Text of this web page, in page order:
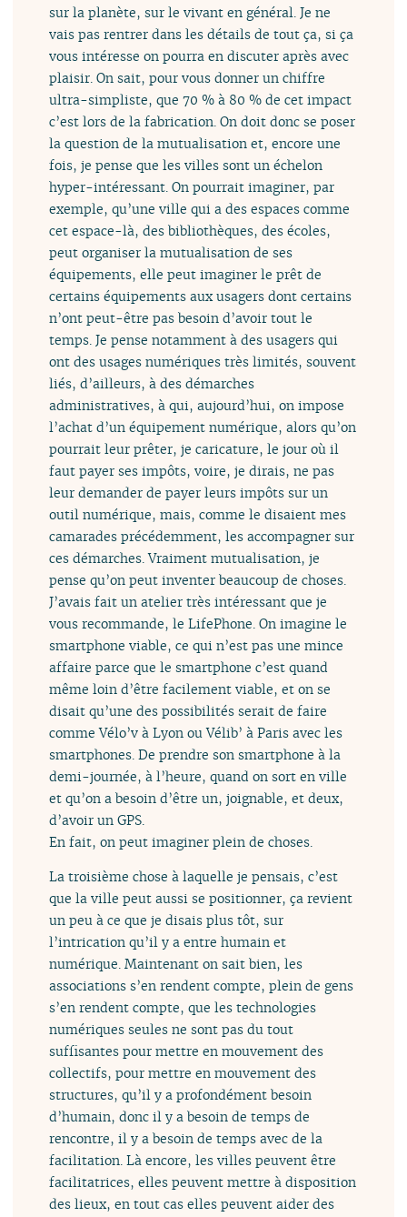
sur la planète, sur le vivant en général. Je ne
vais pas rentrer dans les détails de tout ça, si ça
vous intéresse on pourra en discuter après avec
plaisir. On sait, pour vous donner un chiffre
ultra-simpliste, que 70 % à 80 % de cet impact
c’est lors de la fabrication. On doit donc se poser
la question de la mutualisation et, encore une
fois, je pense que les villes sont un échelon
hyper-intéressant. On pourrait imaginer, par
exemple, qu’une ville qui a des espaces comme
cet espace-là, des bibliothèques, des écoles,
peut organiser la mutualisation de ses
équipements, elle peut imaginer le prêt de
certains équipements aux usagers dont certains
n’ont peut-être pas besoin d’avoir tout le
temps. Je pense notamment à des usagers qui
ont des usages numériques très limités, souvent
liés, d’ailleurs, à des démarches
administratives, à qui, aujourd’hui, on impose
l’achat d’un équipement numérique, alors qu’on
pourrait leur prêter, je caricature, le jour où il
faut payer ses impôts, voire, je dirais, ne pas
leur demander de payer leurs impôts sur un
outil numérique, mais, comme le disaient mes
camarades précédemment, les accompagner sur
ces démarches. Vraiment mutualisation, je
pense qu’on peut inventer beaucoup de choses.
J’avais fait un atelier très intéressant que je
vous recommande, le LifePhone. On imagine le
smartphone viable, ce qui n’est pas une mince
affaire parce que le smartphone c’est quand
même loin d’être facilement viable, et on se
disait qu’une des possibilités serait de faire
comme Vélo’v à Lyon ou Vélib’ à Paris avec les
smartphones. De prendre son smartphone à la
demi-journée, à l’heure, quand on sort en ville
et qu’on a besoin d’être un, joignable, et deux,
d’avoir un GPS.
En fait, on peut imaginer plein de choses.
La troisième chose à laquelle je pensais, c’est
que la ville peut aussi se positionner, ça revient
un peu à ce que je disais plus tôt, sur
l’intrication qu’il y a entre humain et
numérique. Maintenant on sait bien, les
associations s’en rendent compte, plein de gens
s’en rendent compte, que les technologies
numériques seules ne sont pas du tout
suffisantes pour mettre en mouvement des
collectifs, pour mettre en mouvement des
structures, qu’il y a profondément besoin
d’humain, donc il y a besoin de temps de
rencontre, il y a besoin de temps avec de la
facilitation. Là encore, les villes peuvent être
facilitatrices, elles peuvent mettre à disposition
des lieux, en tout cas elles peuvent aider des